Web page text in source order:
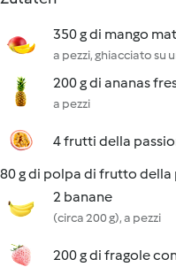
350 g di mango
a pezzi, ghiacciato su
200 g di ananas
a pezzi
4 frutti della
80 g di polpa di frutto della
2 banane
(circa 200 g), a pezzi
200 g di fragole